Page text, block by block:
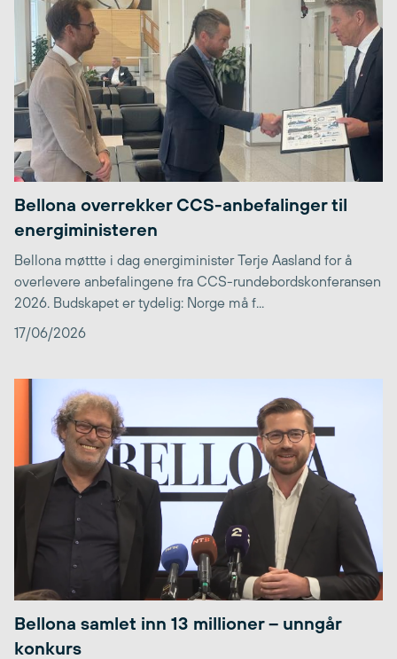
Bellona overrekker CCS-anbefalinger til
energiministeren
Bellona møttte i dag energiminister Terje Aasland for å
overlevere anbefalingene fra CCS-rundebordskonferansen
2026. Budskapet er tydelig: Norge må f...
17/06/2026
Bellona samlet inn 13 millioner – unngår
konkurs